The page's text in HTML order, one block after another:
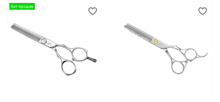
Хит продаж